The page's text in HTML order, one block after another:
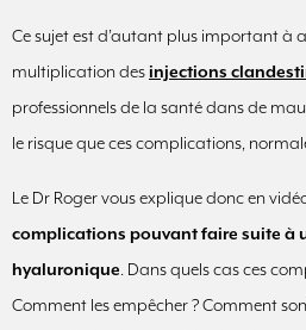
Ce sujet est d’autant plus important à
multiplication des injections
professionnels de la santé dans de
le risque que ces complications,
Le Dr Roger vous explique donc en
complications pouvant faire suite à
hyaluronique. Dans quels cas ces
Comment les empêcher ? Comment